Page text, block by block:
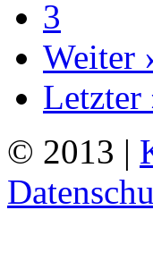
3
Weiter ›
Letzter
© 2013 |